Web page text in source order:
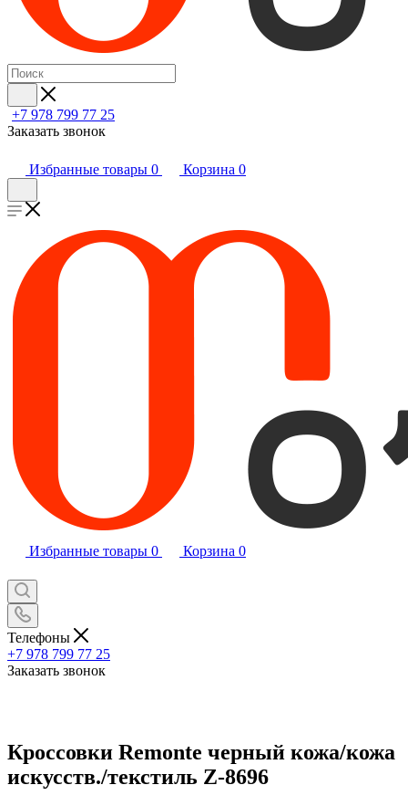
+7 978 799 77 25
Заказать звонок
Избранные товары 0 Корзина 0
Избранные товары 0 Корзина 0
Телефоны
+7 978 799 77 25
Заказать звонок
Кроссовки Remonte черный кожа/кожа
искусств./текстиль Z-8696